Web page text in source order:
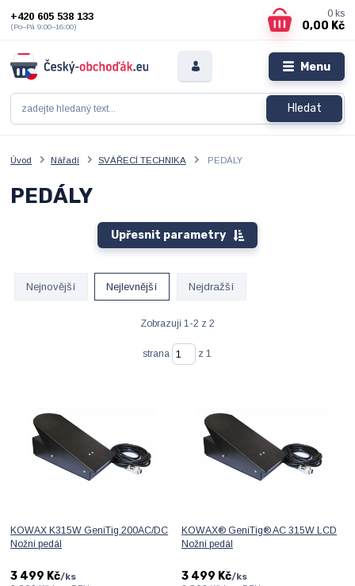
Menu
Hledat
+420 605 538 133
(Po–Pá 9:00–16:00)
0 ks
0,00 Kč
Úvod Nářadí SVÁŘECÍ TECHNIKA PEDÁLY
PEDÁLY
Upřesnit parametry
Nejnovější Nejlevnější Nejdražší
Zobrazuji 1-2 z 2
strana z 1
KOWAX K315W GeniTig 200AC/DC
Nožní pedál
3 499 Kč/ks
KOWAX® GeniTig® AC 315W LCD
Nožní pedál
3 499 Kč/ks